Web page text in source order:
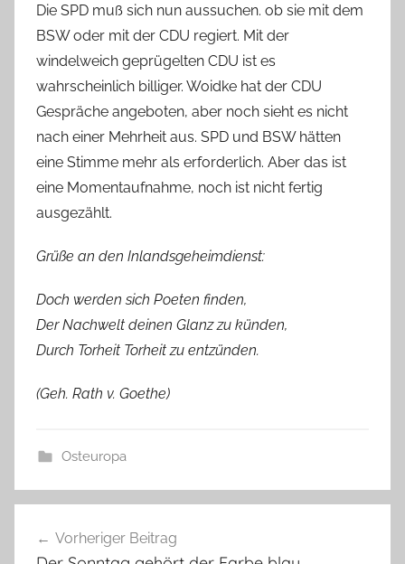
Die SPD muß sich nun aussuchen. ob sie mit dem
BSW oder mit der CDU regiert. Mit der
windelweich geprügelten CDU ist es
wahrscheinlich billiger. Woidke hat der CDU
Gespräche angeboten, aber noch sieht es nicht
nach einer Mehrheit aus. SPD und BSW hätten
eine Stimme mehr als erforderlich. Aber das ist
eine Momentaufnahme, noch ist nicht fertig
ausgezählt.
Grüße an den Inlandsgeheimdienst:
Doch werden sich Poeten finden,
Der Nachwelt deinen Glanz zu künden,
Durch Torheit Torheit zu entzünden.
(Geh. Rath v. Goethe)
Osteuropa
Vorheriger Beitrag